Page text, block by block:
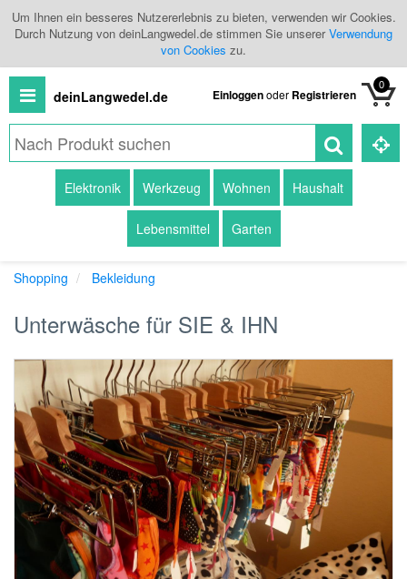
Um Ihnen ein besseres Nutzererlebnis zu bieten, verwenden wir Cookies.
Durch Nutzung von deinLangwedel.de stimmen Sie unsererVerwendung
von Cookies zu.
deinLangwedel.de Einloggenoder Registrieren
0
Produkte
Händlerübersicht
Branchenbuch
Elektronik Werkzeug Wohnen Haushalt
Lebensmittel Garten
Shopping Bekleidung
Unterwäsche für SIE & IHN